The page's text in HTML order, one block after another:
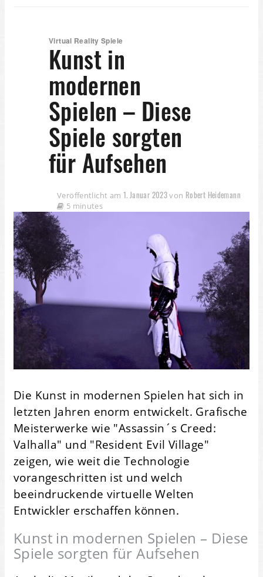
Virtual Reality Spiele
Kunst in
modernen
Spielen – Diese
Spiele sorgten
für Aufsehen
Veröffentlicht am 1. Januar 2023von Robert Heidemann
5 minutes
Die Kunst in modernen Spielen hat sich in
letzten Jahren enorm entwickelt. Grafische
Meisterwerke wie "Assassin´s Creed:
Valhalla" und "Resident Evil Village"
zeigen, wie weit die Technologie
vorangeschritten ist und welch
beeindruckende virtuelle Welten
Entwickler erschaffen können.
Kunst in modernen Spielen – Diese
Spiele sorgten für Aufsehen